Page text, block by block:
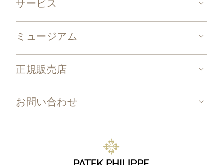
サービス
ミュージアム
正規販売店
お問い合わせ